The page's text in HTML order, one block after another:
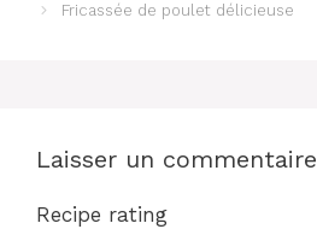
Fricassée de poulet délicieuse
Laisser un commentaire
Recipe rating